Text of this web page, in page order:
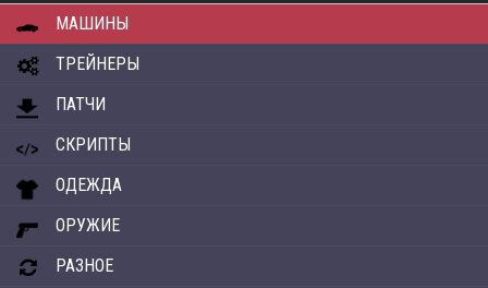
МАШИНЫ
ТРЕЙНЕРЫ
ПАТЧИ
СКРИПТЫ
ОДЕЖДА
ОРУЖИЕ
РАЗНОЕ